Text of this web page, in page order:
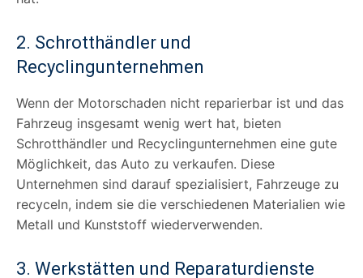
2. Schrotthändler und
Recyclingunternehmen
Wenn der Motorschaden nicht reparierbar ist und das
Fahrzeug insgesamt wenig wert hat, bieten
Schrotthändler und Recyclingunternehmen eine gute
Möglichkeit, das Auto zu verkaufen. Diese
Unternehmen sind darauf spezialisiert, Fahrzeuge zu
recyceln, indem sie die verschiedenen Materialien wie
Metall und Kunststoff wiederverwenden.
3. Werkstätten und Reparaturdienste